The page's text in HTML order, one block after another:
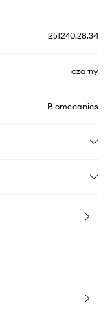
251240.28.34
czarny
Biomecanics